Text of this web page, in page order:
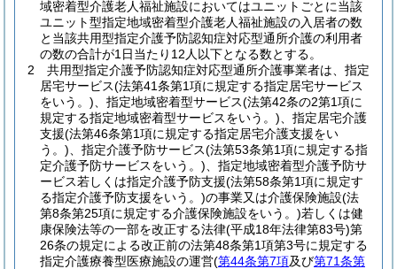
域密着型介護老人福祉施設においてはユニットごとに当該
ユニット型指定地域密着型介護老人福祉施設の入居者の数
と当該共用型指定介護予防認知症対応型通所介護の利用者
の数の合計が1日当たり12人以下となる数とする。
2
共用型指定介護予防認知症対応型通所介護事業者は、指定
居宅サービス(法第41条第1項に規定する指定居宅サービス
をいう。) 、指定地域密着型サービス(法第42条の2第1項に
規定する指定地域密着型サービスをいう。) 、指定居宅介護
支援(法第46条第1項に規定する指定居宅介護支援をい
う。) 、指定介護予防サービス(法第53条第1項に規定する指
定介護予防サービスをいう。) 、指定地域密着型介護予防サ
ービス若しくは指定介護予防支援(法第58条第1項に規定す
る指定介護予防支援をいう。)の事業又は介護保険施設(法
第8条第25項に規定する介護保険施設をいう。)若しくは健
康保険法等の一部を改正する法律(平成18年法律第83号)第
26条の規定による改正前の法第48条第1項第3号に規定する
指定介護療養型医療施設の運営(第44条第7項及び第71条第